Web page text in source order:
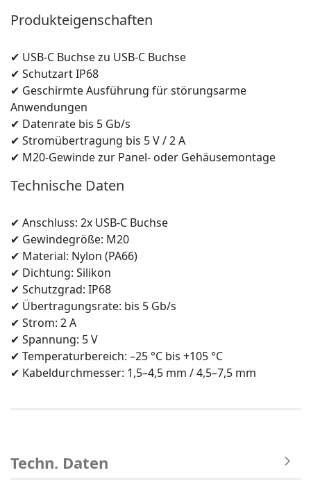
Produkteigenschaften
✔ USB-C Buchse zu USB-C Buchse
✔ Schutzart IP68
✔ Geschirmte Ausführung für störungsarme
Anwendungen
✔ Datenrate bis 5 Gb/s
✔ Stromübertragung bis 5 V / 2 A
✔ M20-Gewinde zur Panel- oder Gehäusemontage
Technische Daten
✔ Anschluss: 2x USB-C Buchse
✔ Gewindegröße: M20
✔ Material: Nylon (PA66)
✔ Dichtung: Silikon
✔ Schutzgrad: IP68
✔ Übertragungsrate: bis 5 Gb/s
✔ Strom: 2 A
✔ Spannung: 5 V
✔ Temperaturbereich: –25 °C bis +105 °C
✔ Kabeldurchmesser: 1,5–4,5 mm / 4,5–7,5 mm
Techn. Daten